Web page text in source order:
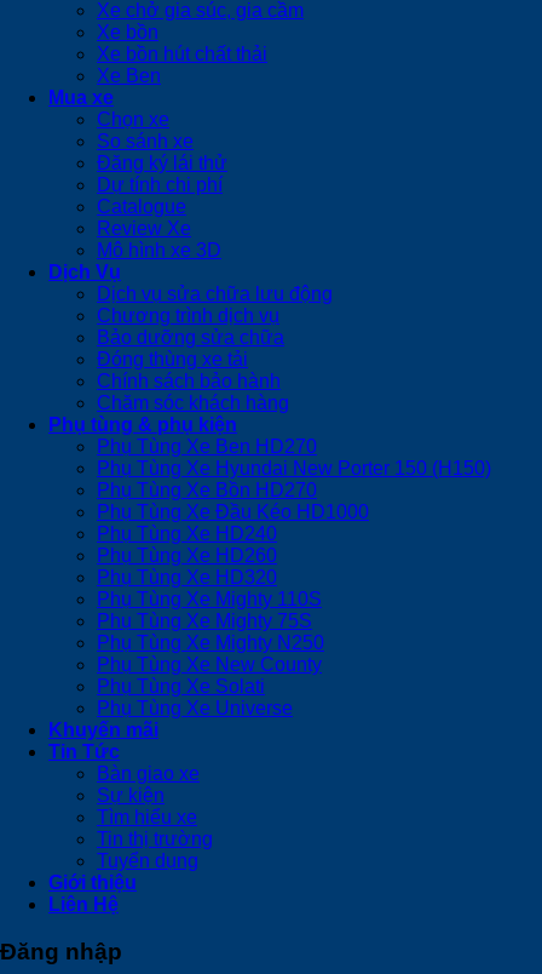
Xe chở gia súc, gia cầm
Xe bồn
Xe bồn hút chất thải
Xe Ben
Mua xe
Chọn xe
So sánh xe
Đăng ký lái thử
Dự tính chi phí
Catalogue
Review Xe
Mô hình xe 3D
Dịch Vụ
Dịch vụ sửa chữa lưu động
Chương trình dịch vụ
Bảo dưỡng sửa chữa
Đóng thùng xe tải
Chính sách bảo hành
Chăm sóc khách hàng
Phụ tùng & phụ kiện
Phụ Tùng Xe Ben HD270
Phụ Tùng Xe Hyundai New Porter 150 (H150)
Phụ Tùng Xe Bồn HD270
Phụ Tùng Xe Đầu Kéo HD1000
Phụ Tùng Xe HD240
Phụ Tùng Xe HD260
Phụ Tùng Xe HD320
Phụ Tùng Xe Mighty 110S
Phụ Tùng Xe Mighty 75S
Phụ Tùng Xe Mighty N250
Phụ Tùng Xe New County
Phụ Tùng Xe Solati
Phụ Tùng Xe Universe
Khuyến mãi
Tin Tức
Bàn giao xe
Sự kiện
Tìm hiểu xe
Tin thị trường
Tuyển dụng
Giới thiệu
Liên Hệ
Đăng nhập